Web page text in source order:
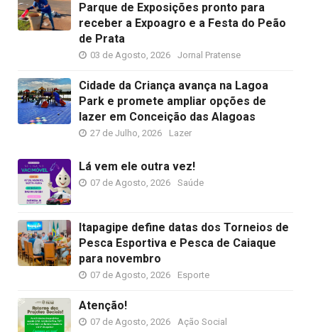
Parque de Exposições pronto para
receber a Expoagro e a Festa do Peão
de Prata
03 de Agosto, 2026 Jornal Pratense
Cidade da Criança avança na Lagoa
Park e promete ampliar opções de
lazer em Conceição das Alagoas
27 de Julho, 2026 Lazer
Lá vem ele outra vez!
07 de Agosto, 2026 Saúde
Itapagipe define datas dos Torneios de
Pesca Esportiva e Pesca de Caiaque
para novembro
07 de Agosto, 2026 Esporte
Atenção!
07 de Agosto, 2026 Ação Social